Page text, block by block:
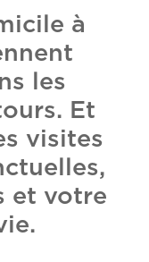
à
les
Et
visites
et votre